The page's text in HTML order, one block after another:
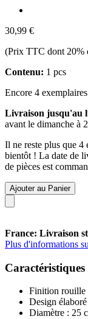
30,99 €
(Prix TTC dont 20%
Contenu: 1 pcs
Encore 4
Livraison jusqu'au
avant le dimanche à
Il ne reste plus que 4
bientôt ! La date de
de pièces est
Ajouter au Panier
France: Livraison
Plus d'informations
Caractéristiques
Finition rouille
Design élaboré
Diamètre : 25